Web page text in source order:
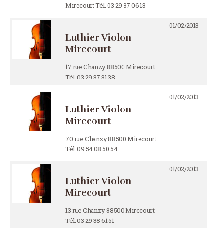
Mirecourt Tél. 03 29 37 06 13
Luthier Violon
Mirecourt
17 rue Chanzy 88500 Mirecourt
Tél. 03 29 37 31 38
01/02/2013
Luthier Violon
Mirecourt
70 rue Chanzy 88500 Mirecourt
Tél. 09 54 08 50 54
01/02/2013
Luthier Violon
Mirecourt
13 rue Chanzy 88500 Mirecourt
Tél. 03 29 38 61 51
01/02/2013